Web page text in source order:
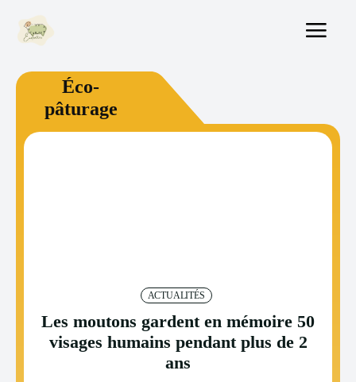
Éco-
pâturage
ACTUALITÉS
Les moutons gardent en mémoire 50
visages humains pendant plus de 2
ans